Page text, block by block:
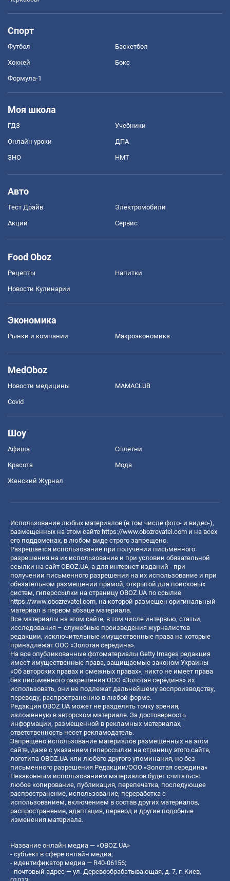
Спорт
Футбол Баскетбол
Хоккей Бокс
Формула-1
Моя школа
ГДЗ Учебники
Онлайн уроки ДПА
ЗНО НМТ
Авто
Тест Драйв Электромобили
Акции Сервис
Food Oboz
Рецепты Напитки
Новости Кулинарии
Экономика
Рынки и компании Mакроэкономика
MedOboz
Новости медицины MAMACLUB
Covid
Шоу
Афиша Сплетни
Красота Мода
Женский Журнал
Использование любых материалов (в том числе фото- и видео-),
размещенных на этом сайте https://www.obozrevatel.com и на всех
его поддоменах, в любом виде строго запрещено.
Разрешается использование при получении письменного
разрешения на их использование и при условии обязательной
ссылки на сайт OBOZ.UA, а для интернет-изданий - при
получении письменного разрешения на их использование и при
обязательном размещении прямой, открытой для поисковых
систем, гиперссылки на страницу OBOZ.UA по ссылке
https://www.obozrevatel.com, на которой размещен оригинальный
материал в первом абзаце материала.
Все материалы на этом сайте, в том числе интервью, статьи,
исследования – служебные произведения журналистов
редакции, исключительные имущественные права на которые
принадлежат ООО «Золотая середина».
На все опубликованные фотоматериалы Getty Images редакция
имеет имущественные права, защищаемые законом Украины
«Об авторских правах и смежных правах», никто не имеет права
без письменного разрешения ООО «Золотая середина» их
использовать, они не подлежат дальнейшему воспроизводству,
переводу, распространению в любой форме.
Редакция OBOZ.UA может не разделять точку зрения,
изложенную в авторском материале. За достоверность
информации, размещенной в рекламных материалах,
ответственность несет рекламодатель.
Запрещено использование материалов размещенных на этом
сайте, даже с указанием гиперссылки на страницу этого сайта,
логотипа OBOZ.UA или любого другого упоминания, но без
письменного разрешения Редакции/ООО «Золотая середина»
Незаконным использованием материалов будет считаться:
любое копирование, публикация, перепечатка, последующее
распространение, использование, переработка с
использованием, включением в состав других материалов,
распространение, адаптация, перевод и другие подобные
изменения материала.
Название онлайн медиа — «OBOZ.UA»
- субъект в сфере онлайн медиа;
- идентификатор медиа — R40-06156;
- почтовый адрес — ул. Деревообрабатывающая, д. 7, г. Киев,